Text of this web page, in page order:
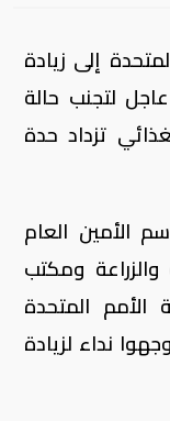
إلى زيادة
لتجنب حالة
تزداد حدة
الأمين العام
ومكتب
الأمم المتحدة
نداء لزيادة